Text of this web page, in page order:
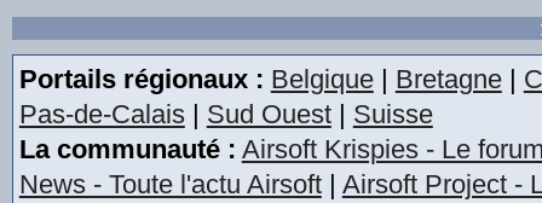
Portails régionaux : Belgique| Bretagne|
Pas-de-Calais| Sud Ouest| Suisse
La communauté : Airsoft Krispies - Le
News - Toute l'actu Airsoft| Airsoft Project -